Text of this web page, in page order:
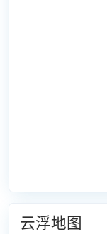
云浮地图